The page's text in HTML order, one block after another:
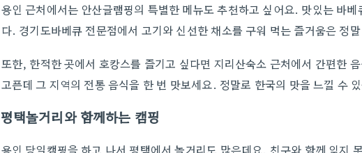
용인 근처에서는 안산글램핑의 특별한 메뉴도 추천하고 싶어요. 맛있는 바
다. 경기도바베큐 전문점에서 고기와 신선한 채소를 구워 먹는 즐거움은 정
또한, 한적한 곳에서 호캉스를 즐기고 싶다면 지리산숙소 근처에서 간편한
고픈데 그 지역의 전통 음식을 한 번 맛보세요. 정말로 한국의 맛을 느낄 수
평택놀거리와 함께하는 캠핑
용인 당일캠핑을 하고 나서 평택에서 놀거리도 많은데요. 친구와 함께 잊지